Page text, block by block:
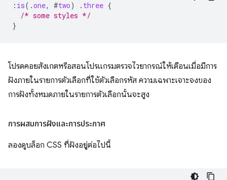
: is( .one, #two) . three {
/* some styles */
}
โปรดคอยสังเกตหรือสอนโปรแกรมตรวจไวยากรณ์ให้เตือนเมื่อมีการ
ฝังภายในรายการตัวเลือกที่ใช้ตัวเลือกรหัส ความเฉพาะเจาะจงของ
การฝังทั้งหมดภายในรายการตัวเลือกนั้นจะสูง
การผสมการฝังและการประกาศ
ลองดูบล็อก CSS ที่ฝังอยู่ต่อไปนี้